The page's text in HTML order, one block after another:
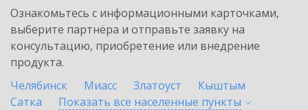
Ознакомьтесь с информационными карточками,
выберите партнёра и отправьте заявку на
консультацию, приобретение или внедрение
продукта.
Челябинск
Миасс Златоуст
Кыштым
Сатка
Показать все населенные пункты